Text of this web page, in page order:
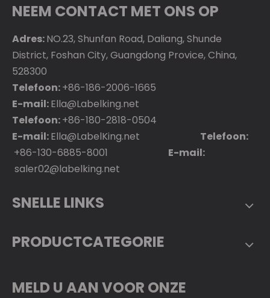
NEEM CONTACT MET ONS OP
Adres:NO.23, Shunfan Road, Daliang, Shunde
District, Foshan City, Guangdong Provice, China,
528300
Telefoon:+86-186-2006-1665
E-mail:Ella@Labelking.net
Telefoon:+86-180-2818-0504
E-mail:Ella@LabelKing.net
Telefoon:
+86-130-6885-8001 E-mail:
saler02@labelking.net
SNELLE LINKS
PRODUCTCATEGORIE
MELD U AAN VOOR ONZE